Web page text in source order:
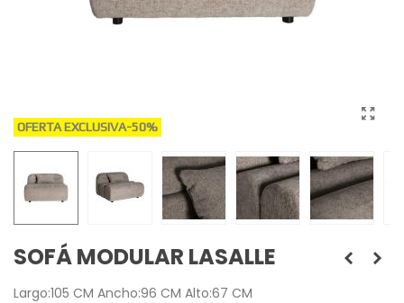
OFERTA EXCLUSIVA-50%
SOFÁ MODULAR LASALLE
Largo:105 CM Ancho:96 CM Alto:67 CM